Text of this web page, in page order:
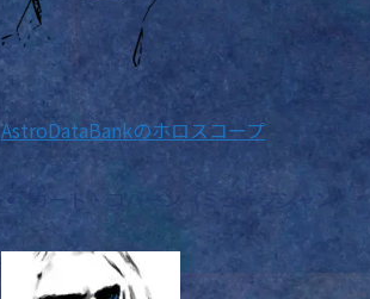
AstroDataBankのホロスコープ
カート・コバーン（ミュージシャン）